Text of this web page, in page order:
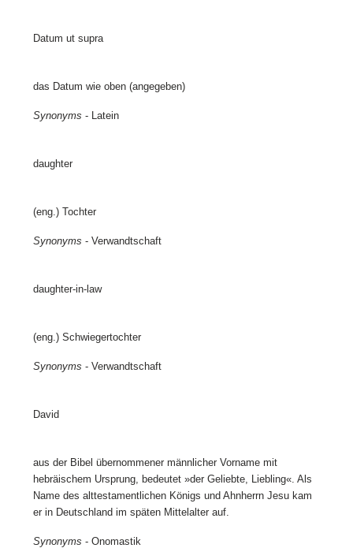
Datum ut supra
das Datum wie oben (angegeben)
Synonyms - Latein
daughter
(eng.) Tochter
Synonyms - Verwandtschaft
daughter-in-law
(eng.) Schwiegertochter
Synonyms - Verwandtschaft
David
aus der Bibel übernommener männlicher Vorname mit
hebräischem Ursprung, bedeutet »der Geliebte, Liebling«. Als
Name des alttestamentlichen Königs und Ahnherrn Jesu kam
er in Deutschland im späten Mittelalter auf.
Synonyms - Onomastik